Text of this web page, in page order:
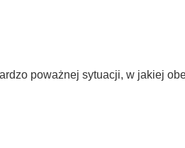
poważnej sytuacji, w jakiej